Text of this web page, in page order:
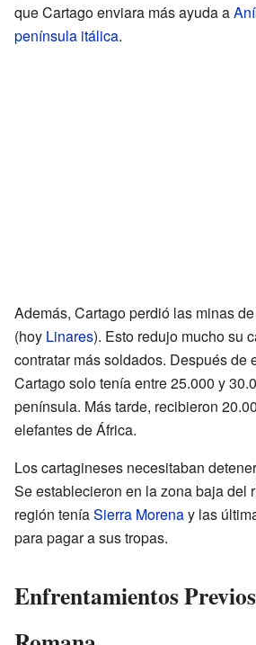
que Cartago enviara más ayuda a
península itálica.
Además, Cartago perdió las minas
(hoy Linares). Esto redujo mucho su
contratar más soldados. Después de
Cartago solo tenía entre 25.000 y
península. Más tarde, recibieron
elefantes de África.
Los cartagineses necesitaban
Se establecieron en la zona baja del
región teníaSierra Morenay las
para pagar a sus tropas.
Enfrentamientos